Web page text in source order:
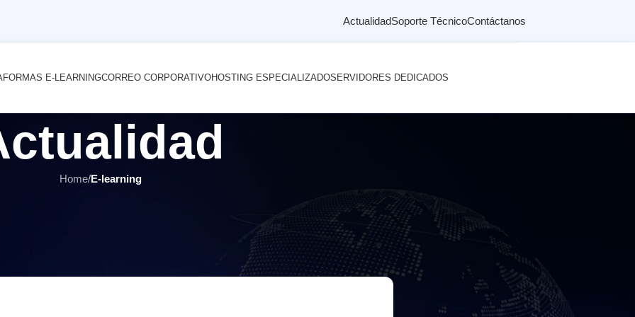
ActualidadSoporte TécnicoContáctanos
E-LEARNINGCORREO CORPORATIVOHOSTING ESPECIALIZADOSERVIDORES DEDICADOS
Home/E-learning
Interactivas: Cómo Crear Evaluaciones y
el 24 octubre, 2023